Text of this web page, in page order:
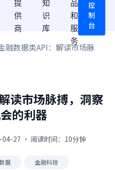
提
供
商
知
识
库
品
和
服
务
控
制
台
融数据类API：解读市场脉
读市场脉搏，洞察
的利器
27 · 阅读时间：10分钟
据 金融科技